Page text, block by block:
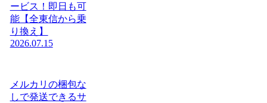
ービス！即日も可
能【全東信から乗
り換え】
2026.07.15
メルカリの梱包な
しで発送できるサ